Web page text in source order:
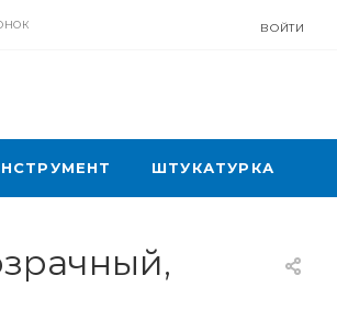
ВОЙТИ
ШТУКАТУРКА